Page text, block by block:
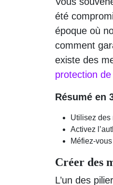
été
époque où
comment
existe des
protection
Résumé en
Utilisez des
Activez
Méfiez-
Créer des
L’un des